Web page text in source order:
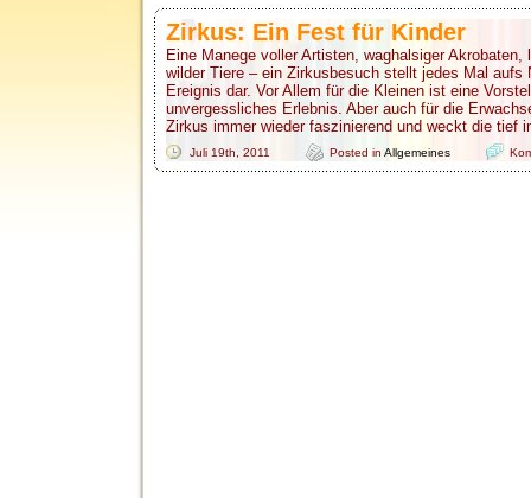
Zirkus: Ein Fest für Kinder
Eine Manege voller Artisten, waghalsiger Akrobaten,
wilder Tiere – ein Zirkusbesuch stellt jedes Mal aufs
Ereignis dar. Vor Allem für die Kleinen ist eine
unvergessliches Erlebnis. Aber auch für die
Zirkus immer wieder faszinierend und weckt die tief
Juli 19th, 2011 Posted in Allgemeines